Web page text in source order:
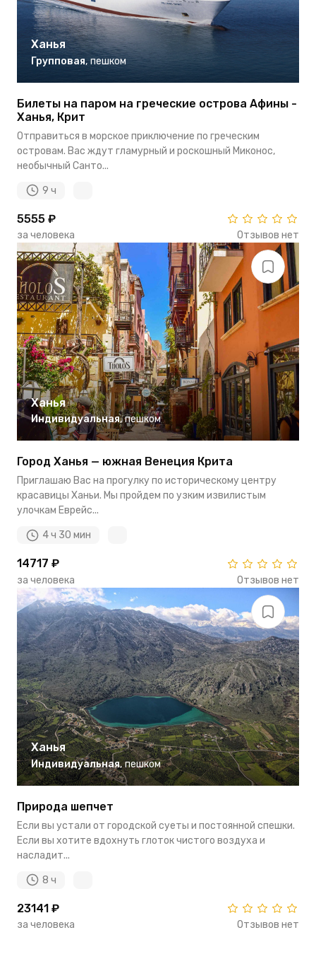
Ханья
Групповая, пешком
Билеты на паром на греческие острова Афины -
Ханья, Крит
Отправиться в морское приключение по греческим
островам. Вас ждут гламурный и роскошный Миконос,
необычный Санто...
9 ч
5555 ₽
за человека Отзывов нет
Ханья
Индивидуальная, пешком
Город Ханья — южная Венеция Крита
Приглашаю Вас на прогулку по историческому центру
красавицы Ханьи. Мы пройдем по узким извилистым
улочкам Еврейс...
4 ч 30 мин
14717 ₽
за человека Отзывов нет
Ханья
Индивидуальная, пешком
Природа шепчет
Если вы устали от городской суеты и постоянной спешки.
Если вы хотите вдохнуть глоток чистого воздуха и
насладит...
8 ч
23141 ₽
за человека Отзывов нет